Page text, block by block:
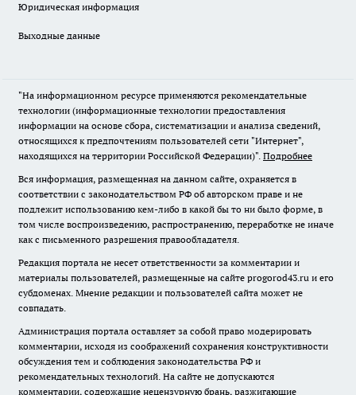
Юридическая информация
Выходные данные
"На информационном ресурсе применяются рекомендательные
технологии (информационные технологии предоставления
информации на основе сбора, систематизации и анализа сведений,
относящихся к предпочтениям пользователей сети "Интернет",
находящихся на территории Российской Федерации)". Подробнее
Вся информация, размещенная на данном сайте, охраняется в
соответствии с законодательством РФ об авторском праве и не
подлежит использованию кем-либо в какой бы то ни было форме, в
том числе воспроизведению, распространению, переработке не иначе
как с письменного разрешения правообладателя.
Редакция портала не несет ответственности за комментарии и
материалы пользователей, размещенные на сайте progorod43.ru и его
субдоменах. Мнение редакции и пользователей сайта может не
совпадать.
Администрация портала оставляет за собой право модерировать
комментарии, исходя из соображений сохранения конструктивности
обсуждения тем и соблюдения законодательства РФ и
рекомендательных технологий. На сайте не допускаются
комментарии, содержащие нецензурную брань, разжигающие